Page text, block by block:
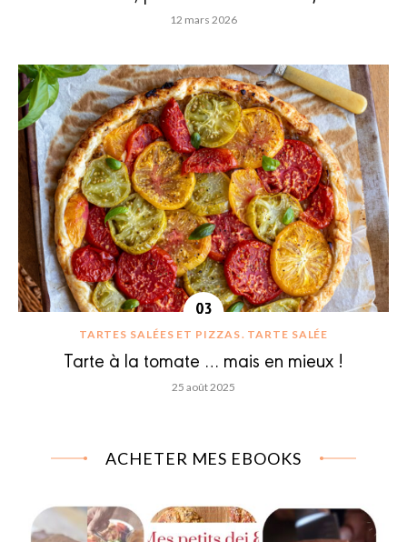
12 mars 2026
TARTES SALÉES ET PIZZAS TARTE SALÉE
Tarte à la tomate … mais en mieux !
25 août 2025
ACHETER MES EBOOKS